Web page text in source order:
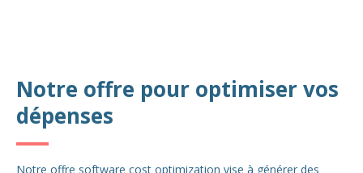
Notre offre pour optimiser vos
dépenses
Notre offre software cost optimization vise à générer des